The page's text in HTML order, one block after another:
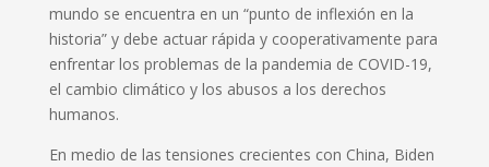
mundo se encuentra en un “punto de inflexión en la
historia” y debe actuar rápida y cooperativamente para
enfrentar los problemas de la pandemia de COVID-19,
el cambio climático y los abusos a los derechos
humanos.
En medio de las tensiones crecientes con China, Biden